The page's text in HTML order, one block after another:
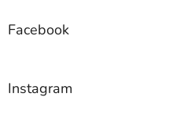
Facebook
Instagram